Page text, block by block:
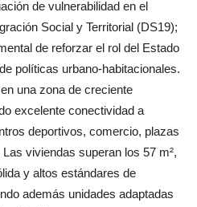
de vulnerabilidad en el
Social y Territorial (DS19);
de reforzar el rol del Estado
políticas urbano-habitacionales.
una zona de creciente
excelente conectividad a
deportivos, comercio, plazas
viviendas superan los 57 m²,
y altos estándares de
además unidades adaptadas